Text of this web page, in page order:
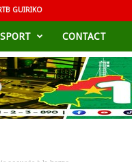
GUIRIKO
SPORT CONTACT